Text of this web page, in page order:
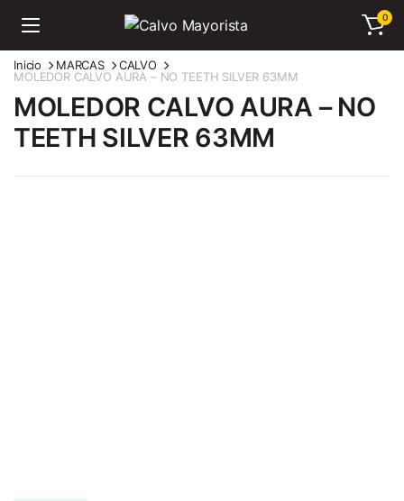
0
Inicio MARCAS
CALVO
MOLEDOR CALVO AURA – NO TEETH SILVER 63MM
MOLEDOR CALVO AURA – NO
TEETH SILVER 63MM